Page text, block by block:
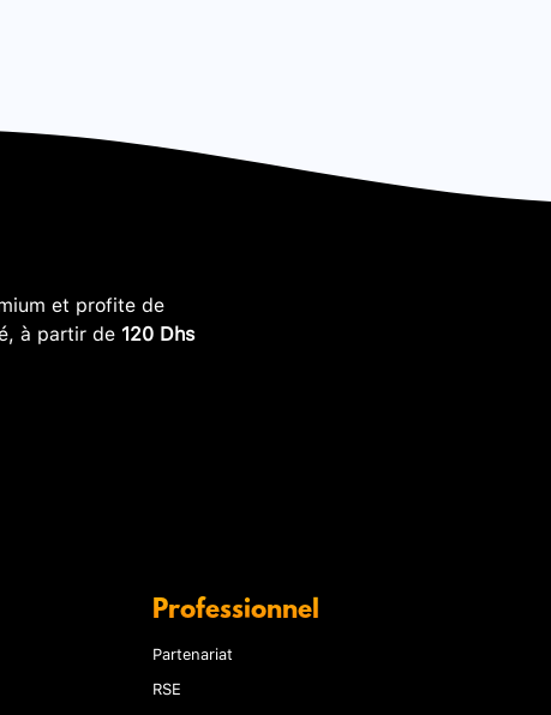
et profite de
à partir de 120 Dhs
Professionnel
Partenariat
RSE